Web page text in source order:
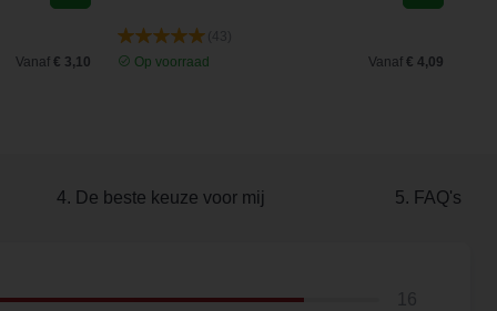
Vanaf € 3,10
Op voorraad
Vanaf € 4,09
4. De beste keuze voor mij 5. FAQ's